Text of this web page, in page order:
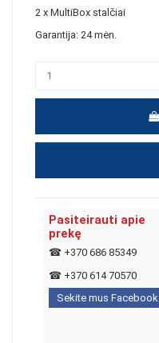
2 x MultiBox stalčiai
Garantija: 24 mėn.
Pasiteirauti apie
prekę
☎ +370 686 85349
☎ +370 614 70570
Sekite mus Facebook